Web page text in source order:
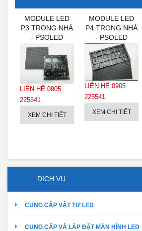
MODULE LED
P3 TRONG NHÀ
- PSOLED
LIÊN HỆ:0905
225541
XEM CHI TIẾT
MODULE LED
P4 TRONG NHÀ
- PSOLED
LIÊN HỆ:0905
225541
XEM CHI TIẾT
DỊCH VỤ
CUNG CẤP VẬT TƯ LED
CUNG CẤP VÀ LẮP ĐẶT MÀN HÌNH LED